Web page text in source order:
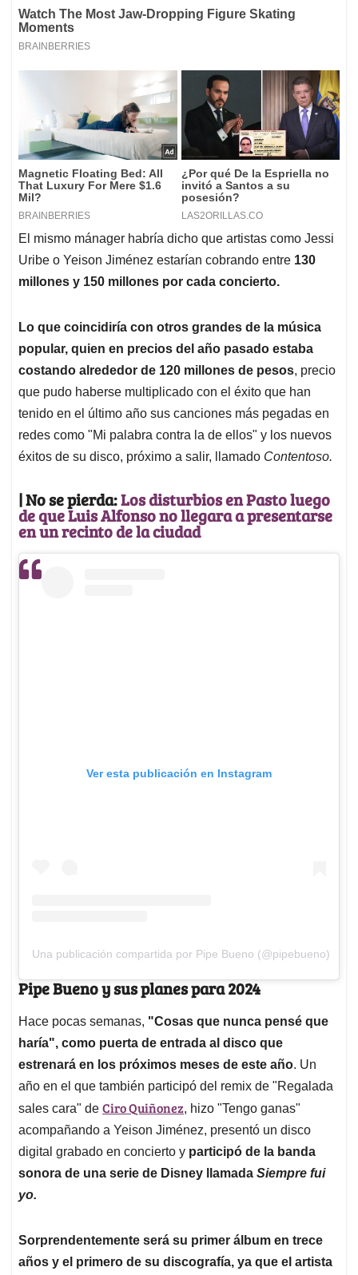
El mismo mánager habría dicho que artistas como Jessi
Uribe o Yeison Jiménez estarían cobrando entre 130
millones y 150 millones por cada concierto.
Lo que coincidiría con otros grandes de la música
popular, quien en precios del año pasado estaba
costando alrededor de 120 millones de pesos, precio
que pudo haberse multiplicado con el éxito que han
tenido en el último año sus canciones más pegadas en
redes como "Mi palabra contra la de ellos" y los nuevos
éxitos de su disco, próximo a salir, llamado Contentoso.
| No se pierda:Los disturbios en Pasto luego
de que Luis Alfonso no llegara a presentarse
en un recinto de la ciudad
Ver esta publicación en Instagram
Una publicación compartida por Pipe Bueno (@pipebueno)
Pipe Bueno y sus planes para 2024
Hace pocas semanas, "Cosas que nunca pensé que
haría", como puerta de entrada al disco que
estrenará en los próximos meses de este año. Un
año en el que también participó del remix de "Regalada
sales cara" de Ciro Quiñonez, hizo "Tengo ganas"
acompañando a Yeison Jiménez, presentó un disco
digital grabado en concierto y participó de la banda
sonora de una serie de Disney llamada Siempre fui
yo.
Sorprendentemente será su primer álbum en trece
años y el primero de su discografía, ya que el artista